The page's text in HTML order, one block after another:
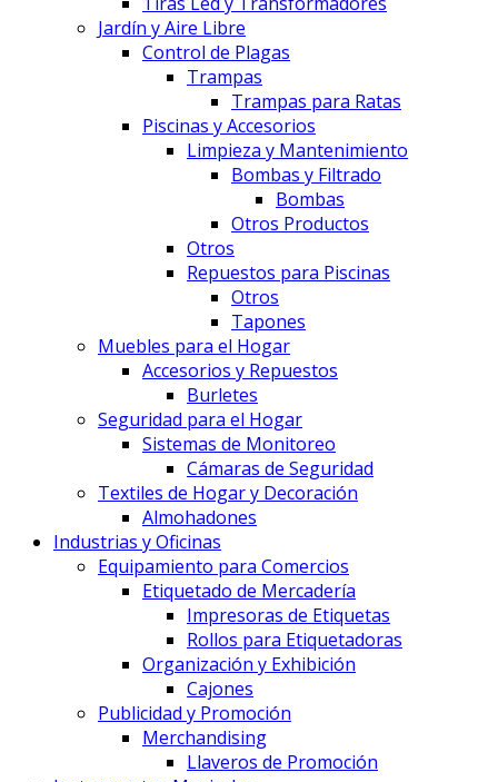
Jardín y Aire Libre
Control de Plagas
Trampas
Trampas para Ratas
Piscinas y Accesorios
Limpieza y Mantenimiento
Bombas y Filtrado
Bombas
Otros Productos
Otros
Repuestos para Piscinas
Otros
Tapones
Muebles para el Hogar
Accesorios y Repuestos
Burletes
Seguridad para el Hogar
Sistemas de Monitoreo
Cámaras de Seguridad
Textiles de Hogar y Decoración
Almohadones
Industrias y Oficinas
Equipamiento para Comercios
Etiquetado de Mercadería
Impresoras de Etiquetas
Rollos para Etiquetadoras
Organización y Exhibición
Cajones
Publicidad y Promoción
Merchandising
Llaveros de Promoción